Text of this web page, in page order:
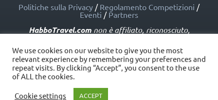
Politiche sulla Privacy / Regolamento Competizioni /
Eventi / Partners
HabboTravel.comnon è affiliato, riconosciuto,
dalle società affiliate. HabboTravel.com può servirsi di
marchi registrati e altre proprietà intellettuali di Habbo
come indicato nelle Politiche sui Fansite.
Copyright © HabboTravel (2012 - 2026) - V. 5.0
We use cookies on our website to give you the most
relevant experience by remembering your preferences and
repeat visits. By clicking “Accept”, you consent to the use
of ALL the cookies.
Cookie settings ACCEPT